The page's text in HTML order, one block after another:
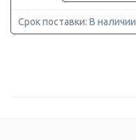
Срок поставки: В наличии